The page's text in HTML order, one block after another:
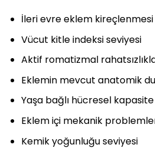
İleri evre eklem kireçlenmesi
Vücut kitle indeksi seviyesi
Aktif romatizmal
Eklemin mevcut anatomik
Yaşa bağlı hücresel kapasite
Eklem içi mekanik
Kemik yoğunluğu seviyesi